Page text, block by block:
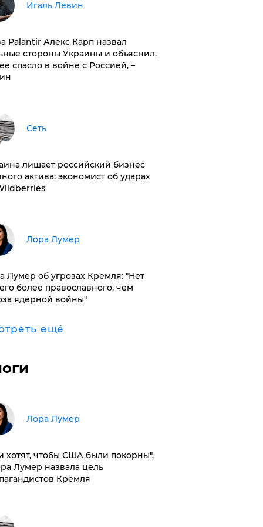
Игаль Левин
Palantir Алекс Карп назвал
стороны Украины и объяснил,
спасло в войне с Россией, –
Сеть
лишает российский бизнес
актива: экономист об ударах
​Лора Лумер
Лумер об угрозах Кремля: "Нет
более православного, чем
ядерной войны"
ещё
​Лора Лумер
хотят, чтобы США были покорны",
Лумер назвала цель
Кремля